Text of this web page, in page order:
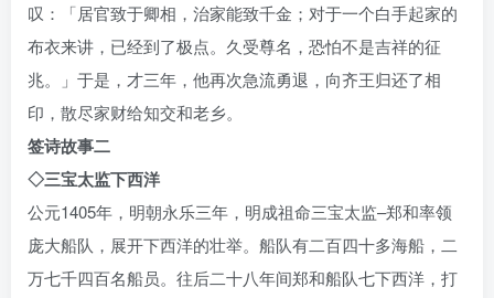
叹：「居官致于卿相，治家能致千金；对于一个白手起家的
布衣来讲，已经到了极点。久受尊名，恐怕不是吉祥的征
兆。」于是，才三年，他再次急流勇退，向齐王归还了相
印，散尽家财给知交和老乡。
签诗故事二
◇三宝太监下西洋
公元1405年，明朝永乐三年，明成祖命三宝太监–郑和率领
庞大船队，展开下西洋的壮举。船队有二百四十多海船，二
万七千四百名船员。往后二十八年间郑和船队七下西洋，打